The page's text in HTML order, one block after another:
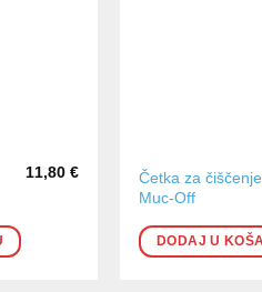
11,80€
Četka za
Muc-Off
DODAJ U